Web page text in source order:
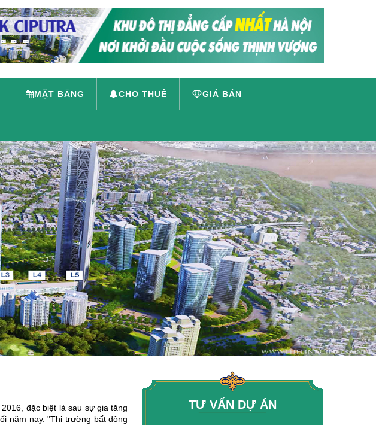
MẶT BẰNG CHO THUÊ GIÁ BÁN
đặc biệt là sau sự gia tăng
năm nay. "Thị trường bất động
TƯ VẤN DỰ ÁN